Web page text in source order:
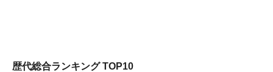
歴代総合ランキング TOP10